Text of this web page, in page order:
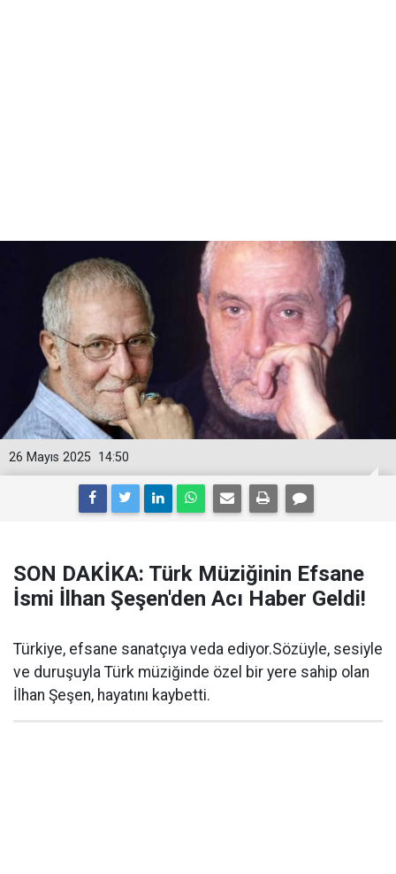
14:50
26 Mayıs 2025
SON DAKİKA: Türk Müziğinin Efsane
İsmi İlhan Şeşen'den Acı Haber Geldi!
Türkiye, efsane sanatçıya veda ediyor.Sözüyle, sesiyle
ve duruşuyla Türk müziğinde özel bir yere sahip olan
İlhan Şeşen, hayatını kaybetti.